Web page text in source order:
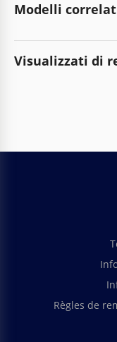
Modelli
Visualizzati di
Règles de